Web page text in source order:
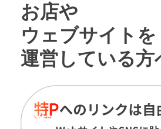
お店や
ウェブサイトを
運営している方